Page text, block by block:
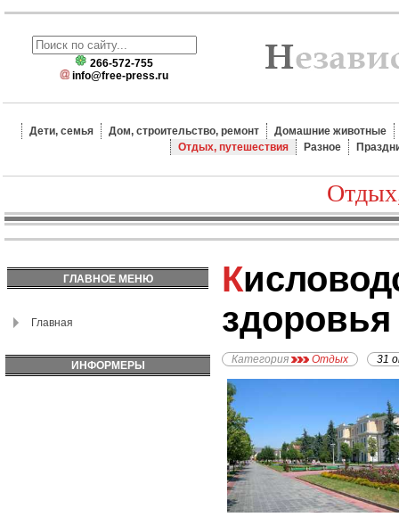
266-572-755
info@free-press.ru
Дети, семья Дом, строительство, ремонт
Домашние животные
Отдых, путешествия
Разное
ГЛАВНОЕ МЕНЮ
Главная
ИНФОРМЕРЫ
Кисловодск – столица
здоровья
Категория Отдых 31